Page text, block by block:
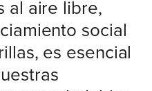
al aire libre,
social
es esencial